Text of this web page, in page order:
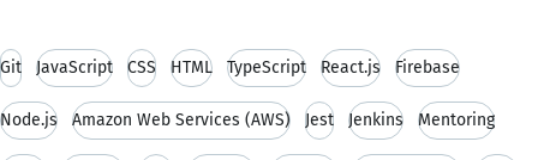
Git JavaScript CSS HTML TypeScript React.js Firebase
Node.js Amazon Web Services (AWS) Jest Jenkins Mentoring